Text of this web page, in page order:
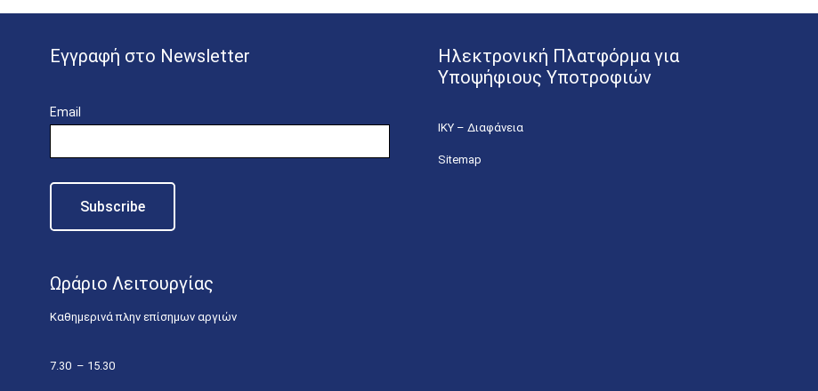
Εγγραφή στο Newsletter
Email
Ωράριο Λειτουργίας
Καθημερινά πλην επίσημων αργιών
7.30 – 15.30
Ηλεκτρονική Πλατφόρμα για
Υποψήφιους Υποτροφιών
ΙΚΥ – Διαφάνεια
Sitemap